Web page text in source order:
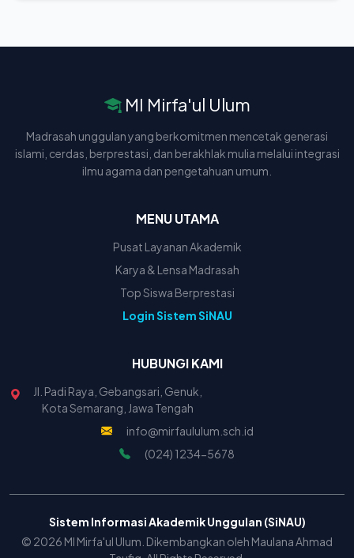
MI Mirfa'ul Ulum
Madrasah unggulan yang berkomitmen mencetak generasi
islami, cerdas, berprestasi, dan berakhlak mulia melalui integrasi
ilmu agama dan pengetahuan umum.
MENU UTAMA
Pusat Layanan Akademik
Karya & Lensa Madrasah
Top Siswa Berprestasi
Login Sistem SiNAU
HUBUNGI KAMI
Jl. Padi Raya, Gebangsari, Genuk,
Kota Semarang, Jawa Tengah
info@mirfaululum.sch.id
(024) 1234-5678
Sistem Informasi Akademik Unggulan (SiNAU)
© 2026 MI Mirfa'ul Ulum. Dikembangkan oleh Maulana Ahmad